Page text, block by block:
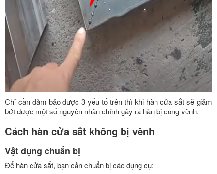
Chỉ cần đảm bảo được 3 yếu tố trên thì khi hàn cửa sắt sẽ giảm
bớt được một số nguyên nhân chính gây ra hàn bị cong vênh.
Cách hàn cửa sắt không bị vênh
Vật dụng chuẩn bị
Để hàn cửa sắt, bạn cần chuẩn bị các dụng cụ: